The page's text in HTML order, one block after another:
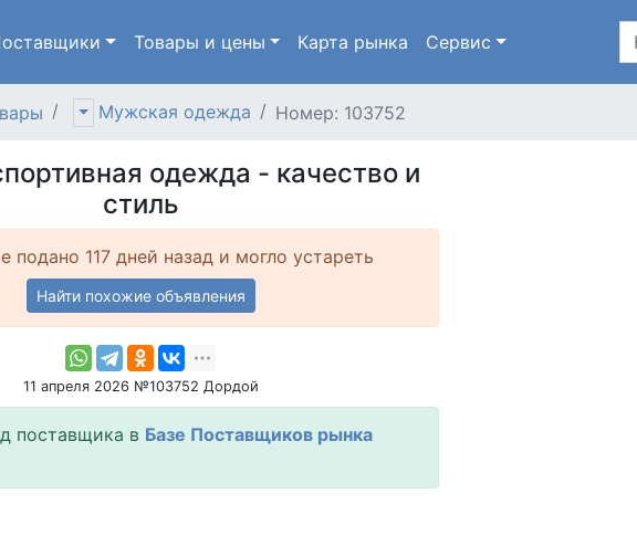
Товары и цены Карта рынка Сервис
Мужская одежда Номер: 103752
одежда - качество и
стиль
подано 117 дней назад и могло устареть
Найти похожие объявления
11 апреля 2026 №103752 Дордой
поставщика в Базе Поставщиков рынка